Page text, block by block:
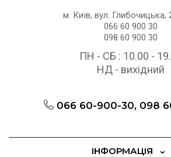
м. Київ, вул. Глибочицька,
066 60 900 30
098 60 900 30
ПН - СБ : 10.00 -
НД - вихідний
066 60-900-30, 098
ІНФОРМАЦІЯ